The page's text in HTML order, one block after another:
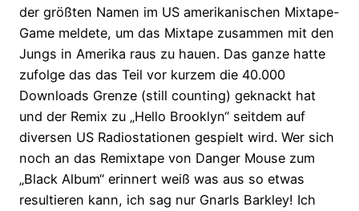
der größten Namen im US amerikanischen Mixtape-
Game meldete, um das Mixtape zusammen mit den
Jungs in Amerika raus zu hauen. Das ganze hatte
zufolge das das Teil vor kurzem die 40.000
Downloads Grenze (still counting) geknackt hat
und der Remix zu „Hello Brooklyn“ seitdem auf
diversen US Radiostationen gespielt wird. Wer sich
noch an das Remixtape von Danger Mouse zum
„Black Album“ erinnert weiß was aus so etwas
resultieren kann, ich sag nur Gnarls Barkley! Ich